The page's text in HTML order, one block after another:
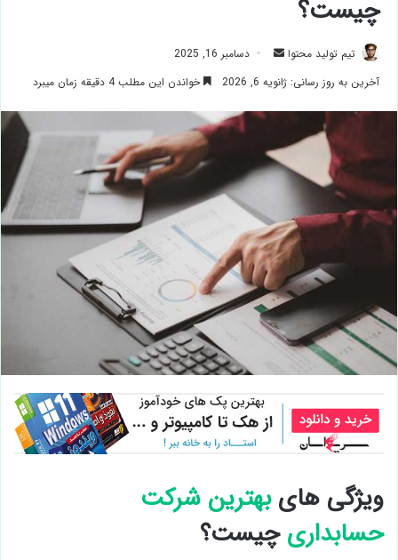
چیست؟
تیم تولید محتوا
ارسال
ایمیل
دسامبر 16, 2025
آخرین به روز رسانی: ژانویه 6, 2026
خواندن این مطلب 4 دقیقه زمان میبرد
ویژگی هایبهترین شرکت
حسابداریچیست؟